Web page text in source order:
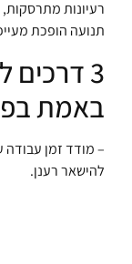
רעיונות
תנועה הופכת
3
באמת
– מודד זמן עבודה
להישאר רענן.